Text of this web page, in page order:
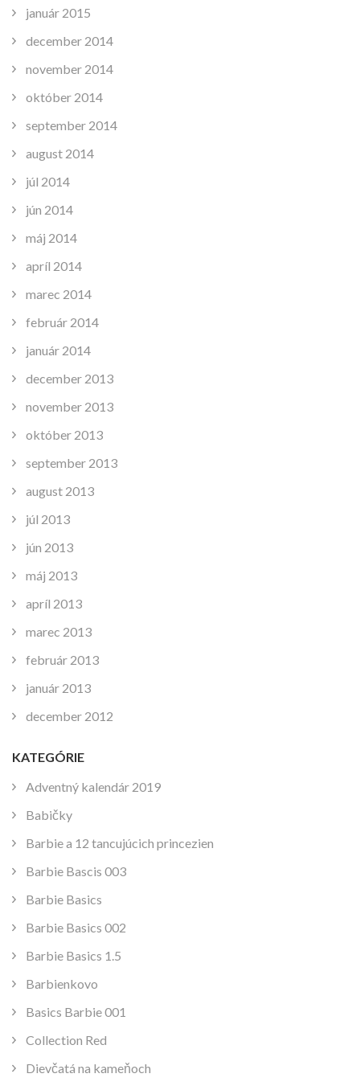
január 2015
december 2014
november 2014
október 2014
september 2014
august 2014
júl 2014
jún 2014
máj 2014
apríl 2014
marec 2014
február 2014
január 2014
december 2013
november 2013
október 2013
september 2013
august 2013
júl 2013
jún 2013
máj 2013
apríl 2013
marec 2013
február 2013
január 2013
december 2012
KATEGÓRIE
Adventný kalendár 2019
Babičky
Barbie a 12 tancujúcich princezien
Barbie Bascis 003
Barbie Basics
Barbie Basics 002
Barbie Basics 1.5
Barbienkovo
Basics Barbie 001
Collection Red
Dievčatá na kameňoch